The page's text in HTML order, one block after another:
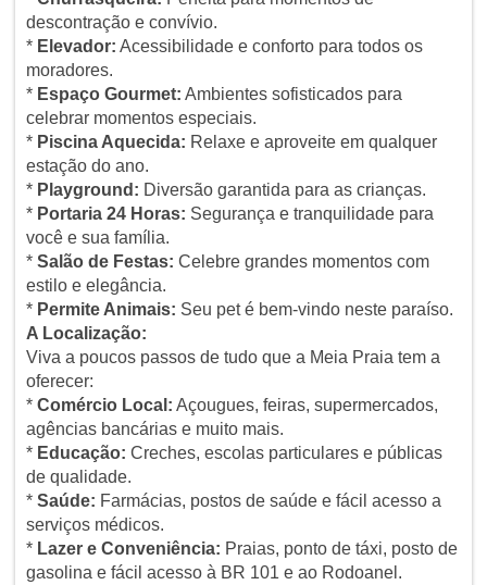
descontração e convívio.
* Elevador: Acessibilidade e conforto para todos os
moradores.
* Espaço Gourmet: Ambientes sofisticados para
celebrar momentos especiais.
* Piscina Aquecida: Relaxe e aproveite em qualquer
estação do ano.
* Playground: Diversão garantida para as crianças.
* Portaria 24 Horas: Segurança e tranquilidade para
você e sua família.
* Salão de Festas: Celebre grandes momentos com
estilo e elegância.
* Permite Animais: Seu pet é bem-vindo neste paraíso.
A Localização:
Viva a poucos passos de tudo que a Meia Praia tem a
oferecer:
* Comércio Local: Açougues, feiras, supermercados,
agências bancárias e muito mais.
* Educação: Creches, escolas particulares e públicas
de qualidade.
* Saúde: Farmácias, postos de saúde e fácil acesso a
serviços médicos.
* Lazer e Conveniência: Praias, ponto de táxi, posto de
gasolina e fácil acesso à BR 101 e ao Rodoanel.